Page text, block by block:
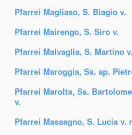
Pfarrei Magliaso, S. Biagio v.
Pfarrei Mairengo, S. Siro v.
Pfarrei Malvaglia, S. Martino v.
Pfarrei Maroggia, Ss. ap.
Pfarrei Marolta, Ss.
v.
Pfarrei Massagno, S. Lucia v.